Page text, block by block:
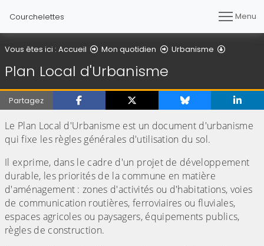
Courchelettes Menu
Vous êtes ici : Accueil Mon quotidien Urbanisme
Plan Local d'Urbanisme
Partagez
Le Plan Local d'Urbanisme est un document d'urbanisme
qui fixe les règles générales d'utilisation du sol.
Il exprime, dans le cadre d'un projet de développement
durable, les priorités de la commune en matière
d'aménagement : zones d'activités ou d'habitations, voies
de communication routières, ferroviaires ou fluviales,
espaces agricoles ou paysagers, équipements publics,
règles de construction.